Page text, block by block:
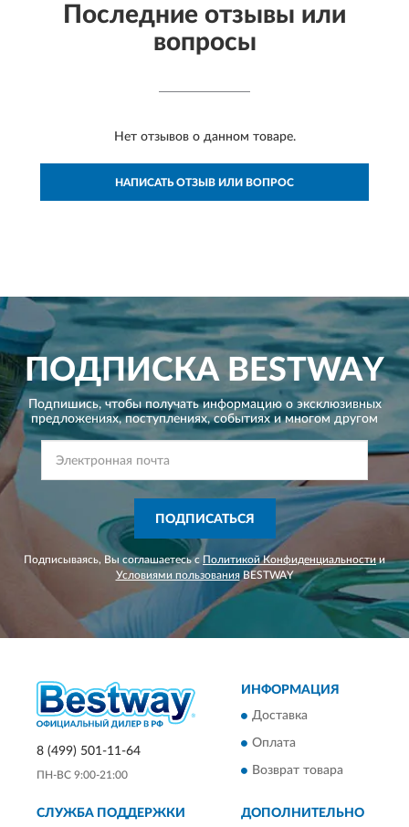
Последние отзывы или
вопросы
Нет отзывов о данном товаре.
НАПИСАТЬ ОТЗЫВ ИЛИ ВОПРОС
ПОДПИСКАBESTWAY
Подпишись, чтобы получать информацию о эксклюзивных
предложениях,поступлениях, событиях и многом другом
ПОДПИСАТЬСЯ
Подписываясь, Вы соглашаетесь с Политикой Конфиденциальности и
Условиями пользованияBESTWAY
8 (499) 501-11-64
ПН-ВС 9:00-21:00
ИНФОРМАЦИЯ
Доставка
Оплата
Возврат товара
СЛУЖБА ПОДДЕРЖКИ ДОПОЛНИТЕЛЬНО